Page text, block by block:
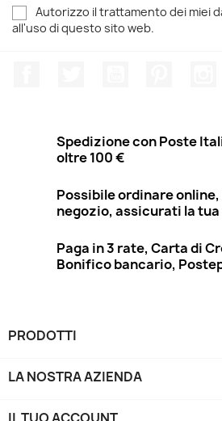
Autorizzo il trattamento dei miei
all'uso di questo sito web.
Spedizione con Poste
oltre 100 €
Possibile ordinare
negozio, assicurati la
Paga in 3 rate, Carta di
Bonifico bancario,
PRODOTTI
LA NOSTRA AZIENDA